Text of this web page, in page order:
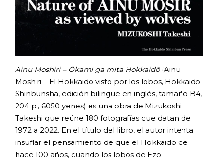
Ainu Moshiri – Ōkami ga mita Hokkaidō(Ainu
Moshiri – El Hokkaido visto por los lobos, Hokkaidō
Shinbunsha, edición bilingüe en inglés, tamaño B4,
204 p., 6050 yenes) es una obra de Mizukoshi
Takeshi que reúne 180 fotografías que datan de
1972 a 2022. En el título del libro, el autor intenta
insuflar el pensamiento de que el Hokkaidō de
hace 100 años, cuando los lobos de Ezo